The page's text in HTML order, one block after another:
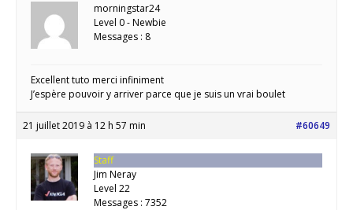
morningstar24
Level 0 - Newbie
Messages : 8
Excellent tuto merci infiniment
J’espère pouvoir y arriver parce que je suis un vrai boulet
21 juillet 2019 à 12 h 57 min #60649
Staff
Jim Neray
Level 22
Messages : 7352